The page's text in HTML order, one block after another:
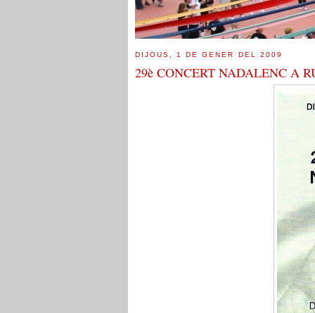
DIJOUS, 1 DE GENER DEL 2009
29è CONCERT NADALENC A